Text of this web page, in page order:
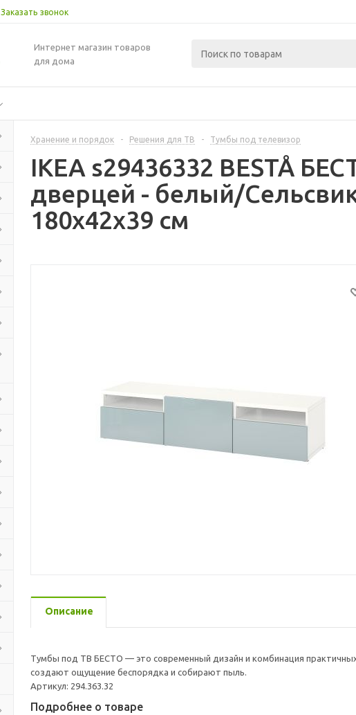
Заказать звонок
Интернет магазин товаров
для дома
Хранение и порядок - Решения для ТВ - Тумбы под телевизор
IKEA s29436332 BESTÅ
дверцей - белый/
180x42x39 см
Описание
Тумбы под ТВ БЕСТО — это современный дизайн и комбинация
создают ощущение беспорядка и собирают пыль.
Артикул: 294.363.32
Подробнее о товаре